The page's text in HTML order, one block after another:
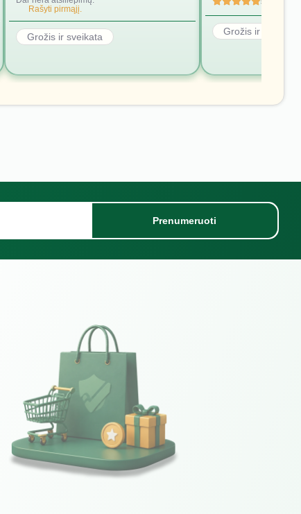
Rašyti pirmąjį.
Grožis ir sveikata Grožis ir sveikata
Prenumeruoti